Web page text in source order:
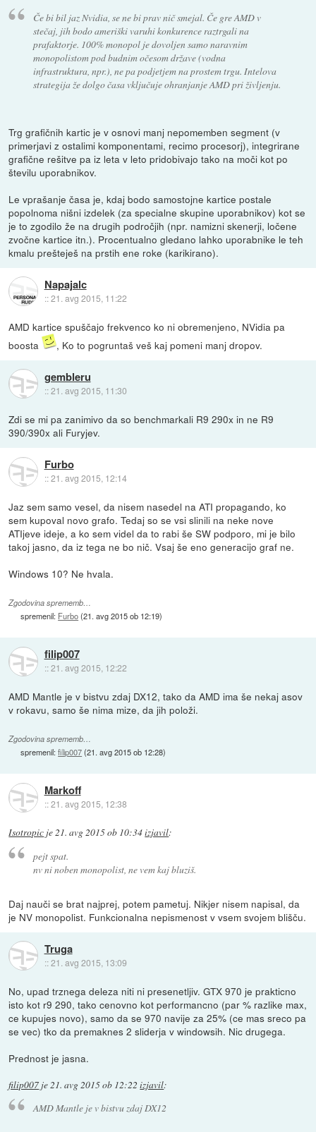
Če bi bil jaz Nvidia, se ne bi prav nič smejal. Če gre AMD v
stečaj, jih bodo ameriški varuhi konkurence raztrgali na
prafaktorje. 100% monopol je dovoljen samo naravnim
monopolistom pod budnim očesom države (vodna
infrastruktura, npr.), ne pa podjetjem na prostem trgu. Intelova
strategija že dolgo časa vključuje ohranjanje AMD pri življenju.
Trg grafičnih kartic je v osnovi manj nepomemben segment (v
primerjavi z ostalimi komponentami, recimo procesorj), integrirane
grafične rešitve pa iz leta v leto pridobivajo tako na moči kot po
številu uporabnikov.
Le vprašanje časa je, kdaj bodo samostojne kartice postale
popolnoma nišni izdelek (za specialne skupine uporabnikov) kot se
je to zgodilo že na drugih področjih (npr. namizni skenerji, ločene
zvočne kartice itn.). Procentualno gledano lahko uporabnike le teh
kmalu prešteješ na prstih ene roke (karikirano).
Napajalc
::21. avg 2015, 11:22
AMD kartice spuščajo frekvenco ko ni obremenjeno, NVidia pa
boosta
, Ko to pogruntaš veš kaj pomeni manj dropov.
gembleru
::21. avg 2015, 11:30
Zdi se mi pa zanimivo da so benchmarkali R9 290x in ne R9
390/390x ali Furyjev.
Furbo
::21. avg 2015, 12:14
Jaz sem samo vesel, da nisem nasedel na ATI propagando, ko
sem kupoval novo grafo. Tedaj so se vsi slinili na neke nove
ATIjeve ideje, a ko sem videl da to rabi še SW podporo, mi je bilo
takoj jasno, da iz tega ne bo nič. Vsaj še eno generacijo graf ne.
Windows 10? Ne hvala.
Zgodovina sprememb…
spremenil: Furbo(21. avg 2015 ob 12:19)
filip007
::21. avg 2015, 12:22
AMD Mantle je v bistvu zdaj DX12, tako da AMD ima še nekaj asov
v rokavu, samo še nima mize, da jih položi.
Zgodovina sprememb…
spremenil:filip007(21. avg 2015 ob 12:28)
Markoff
::21. avg 2015, 12:38
Isotropic je21. avg 2015 ob 10:34izjavil:
pejt spat.
nv ni noben monopolist, ne vem kaj bluziš.
Daj nauči se brat najprej, potem pametuj. Nikjer nisem napisal, da
je NV monopolist. Funkcionalna nepismenost v vsem svojem blišču.
Truga
::21. avg 2015, 13:09
No, upad trznega deleza niti ni presenetljiv. GTX 970 je prakticno
isto kot r9 290, tako cenovno kot performancno (par % razlike max,
ce kupujes novo), samo da se 970 navije za 25% (ce mas sreco pa
se vec) tko da premaknes 2 sliderja v windowsih. Nic drugega.
Prednost je jasna.
filip007 je 21. avg 2015 ob 12:22 izjavil:
AMD Mantle je v bistvu zdaj DX12